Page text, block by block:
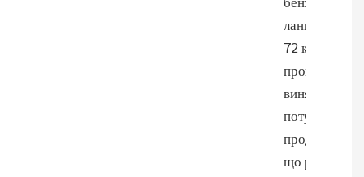
ланцюгова
72 куб.см
пропонує
виняткову
потужність і
що робить її